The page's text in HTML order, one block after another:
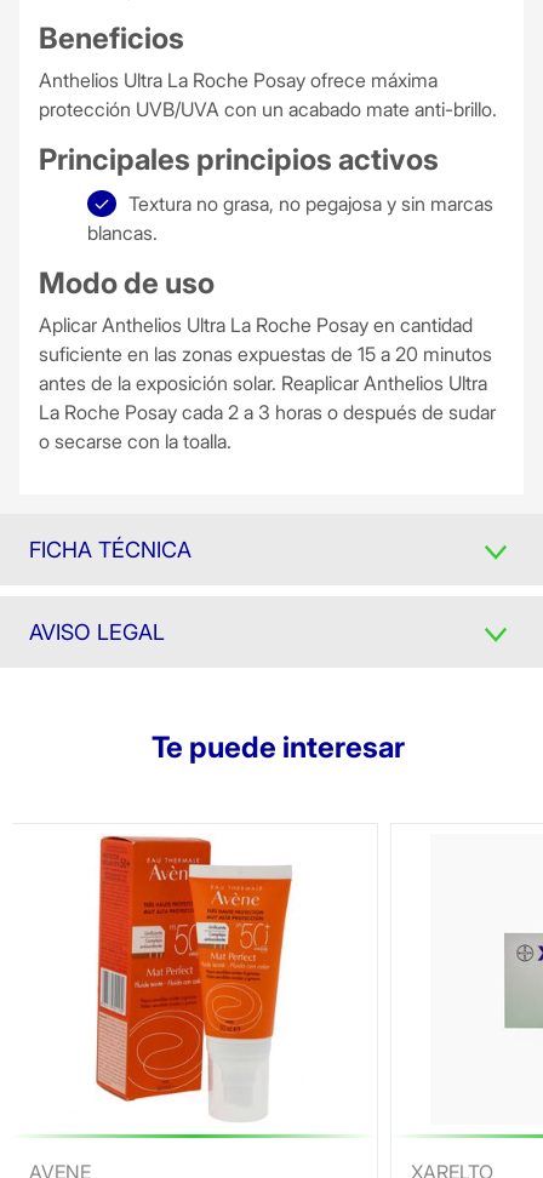
Beneficios
Anthelios Ultra La Roche Posay ofrece máxima
protección UVB/UVA con un acabado mate anti-brillo.
Principales principios activos
Textura no grasa, no pegajosa y sin marcas
blancas.
Modo de uso
Aplicar Anthelios Ultra La Roche Posay en cantidad
suficiente en las zonas expuestas de 15 a 20 minutos
antes de la exposición solar. Reaplicar Anthelios Ultra
La Roche Posay cada 2 a 3 horas o después de sudar
o secarse con la toalla.
FICHA TÉCNICA
AVISO LEGAL
Te puede interesar
AVENE XARELTO